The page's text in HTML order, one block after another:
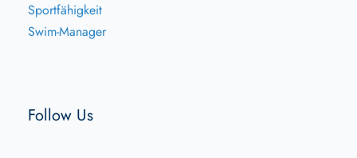
Sportfähigkeit
Swim-Manager
Follow Us